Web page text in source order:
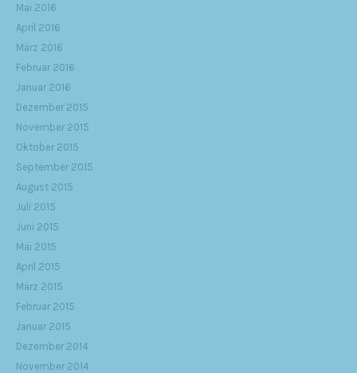
Mai 2016
April 2016
März 2016
Februar 2016
Januar 2016
Dezember 2015
November 2015
Oktober 2015
September 2015
August 2015
Juli 2015
Juni 2015
Mai 2015
April 2015
März 2015
Februar 2015
Januar 2015
Dezember 2014
November 2014